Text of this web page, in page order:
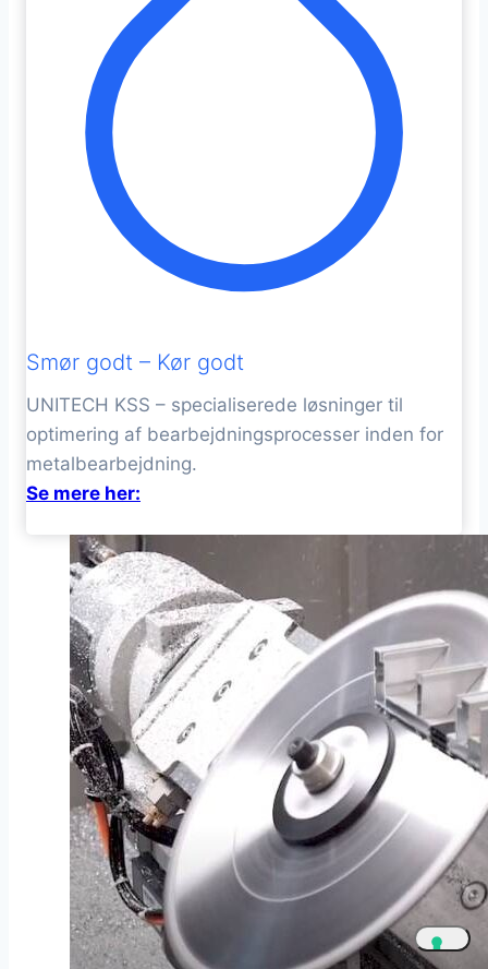
Smør godt – Kør godt
UNITECH KSS – specialiserede løsninger til
optimering af bearbejdningsprocesser inden for
metalbearbejdning.
Se mere her: